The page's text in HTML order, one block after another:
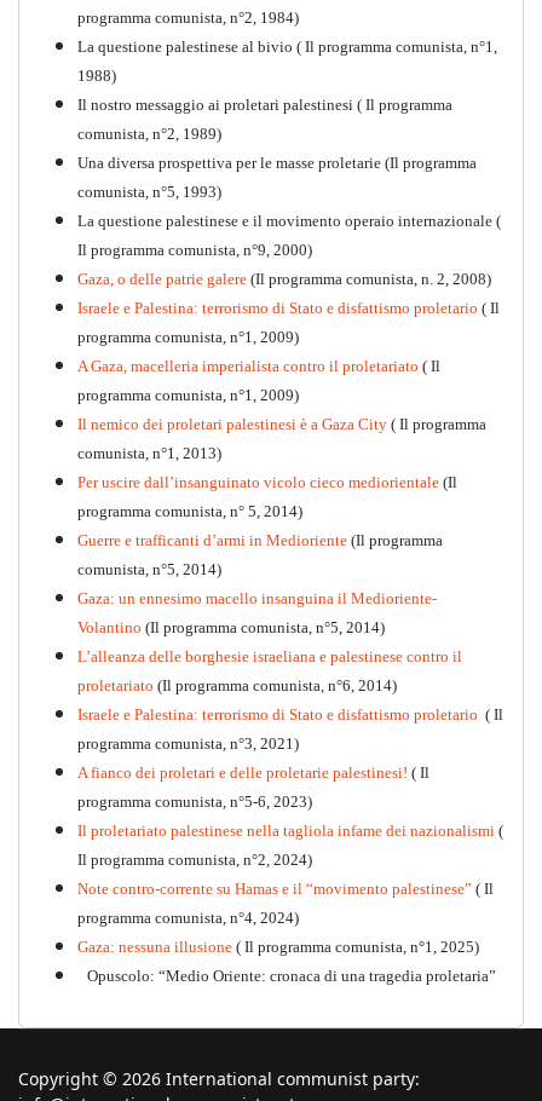
Per la difesa intransigente
programma comunista, n°2, 1984)
La questione palestinese al bivio ( Il programma comunista, n°1,
1988)
Il nostro messaggio ai proletari palestinesi ( Il programma
comunista, n°2, 1989)
Una diversa prospettiva per le masse proletarie (Il programma
comunista, n°5, 1993)
La questione palestinese e il movimento operaio internazionale (
Il programma comunista, n°9, 2000)
Gaza, o delle patrie galere (Il programma comunista, n. 2, 2008)
Israele e Palestina: terrorismo di Stato e disfattismo proletario ( Il
programma comunista, n°1, 2009)
A Gaza, macelleria imperialista contro il proletariato ( Il
programma comunista, n°1, 2009)
Il nemico dei proletari palestinesi è a Gaza City ( Il programma
comunista, n°1, 2013)
Per uscire dall’insanguinato vicolo cieco mediorientale (Il
programma comunista, n° 5, 2014)
Guerre e trafficanti d’armi in Medioriente (Il programma
comunista, n°5, 2014)
Gaza: un ennesimo macello insanguina il Medioriente-
Volantino (Il programma comunista, n°5, 2014)
L’alleanza delle borghesie israeliana e palestinese contro il
proletariato (Il programma comunista, n°6, 2014)
Israele e Palestina: terrorismo di Stato e disfattismo proletario ( Il
programma comunista, n°3, 2021)
A fianco dei proletari e delle proletarie palestinesi! ( Il
programma comunista, n°5-6, 2023)
Il proletariato palestinese nella tagliola infame dei nazionalismi (
Il programma comunista, n°2, 2024)
Note contro-corrente su Hamas e il “movimento palestinese” ( Il
programma comunista, n°4, 2024)
Gaza: nessuna illusione ( Il programma comunista, n°1, 2025)
Opuscolo: “Medio Oriente: cronaca di una tragedia proletaria”
Copyright © 2026 International communist party: